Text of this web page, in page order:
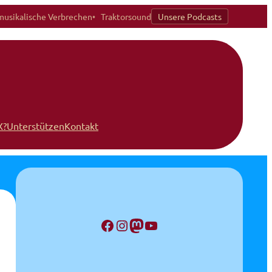
Verbrechen Traktorsound Unsere Podcasts
UnterstützenKontakt
Facebook InstagramMastodon YouTube